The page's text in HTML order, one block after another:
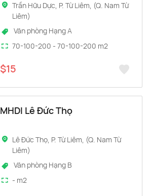
Trần Hữu Dực, P. Từ Liêm, (Q. Nam Từ
Liêm)
Văn phòng Hạng A
70-100-200 - 70-100-200 m2
$15
MHDI Lê Đức Thọ
Lê Đức Thọ, P. Từ Liêm, (Q. Nam Từ
Liêm)
Văn phòng Hạng B
- m2